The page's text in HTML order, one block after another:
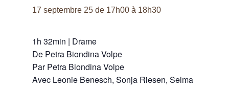
17 septembre 25 de 17h00à 18h30
1h 32min | Drame
DePetra Biondina Volpe
ParPetra Biondina Volpe
AvecLeonie Benesch, Sonja Riesen, Selma